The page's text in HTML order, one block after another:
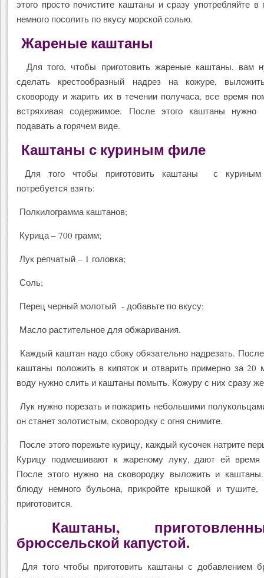
этого просто почистите каштаны и сразу употребляйте
немного посолить по вкусу морской солью.
Жареные каштаны
Для того, чтобы приготовить жареные каштаны, вам
сделать крестообразный надрез на кожуре,
сковороду и жарить их в течении получаса, все время
встряхивая содержимое. После этого каштаны нужно
подавать а горячем виде.
Каштаны с куриным филе
Для того чтобы приготовить каштаны с
потребуется взять:
Полкилограмма каштанов;
Курица – 700 грамм;
Лук репчатый – 1 головка;
Соль;
Перец черный молотый - добавьте по вкусу;
Масло растительное для обжаривания.
Каждый каштан надо сбоку обязательно надрезать.
каштаны положить в кипяток и отварить примерно за 20
воду нужно слить и каштаны помыть. Кожуру с них сразу
Лук нужно порезать и пожарить небольшими
он станет золотистым, сковородку с огня снимите.
После этого порежьте курицу, каждый кусочек натрите
Курицу подмешивают к жареному луку, дают ей время
После этого нужно на сковородку выложить и
блюду немного бульона, прикройте крышкой и тушите,
приготовится.
Каштаны,
брюссельской капустой.
Для того чтобы приготовить каштаны с добавлением